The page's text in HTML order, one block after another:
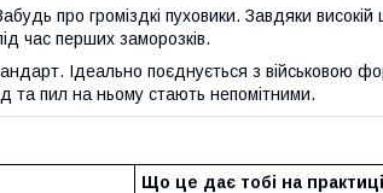
про громіздкі пуховики. Завдяки високій
час перших заморозків.
Ідеально поєднується з військовою
пил на ньому стають непомітними.
Що це дає тобі на